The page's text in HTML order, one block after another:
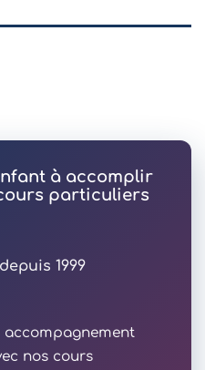
à accomplir
particuliers
1999
nos cours